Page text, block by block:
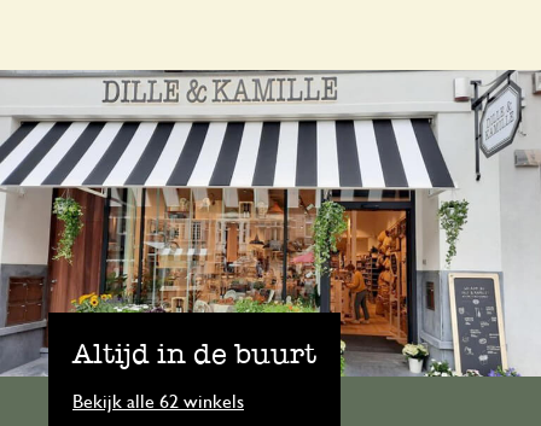
Altijd in de buurt
Bekijk alle 62 winkels